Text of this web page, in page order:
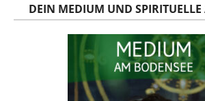
DEIN MEDIUM UND